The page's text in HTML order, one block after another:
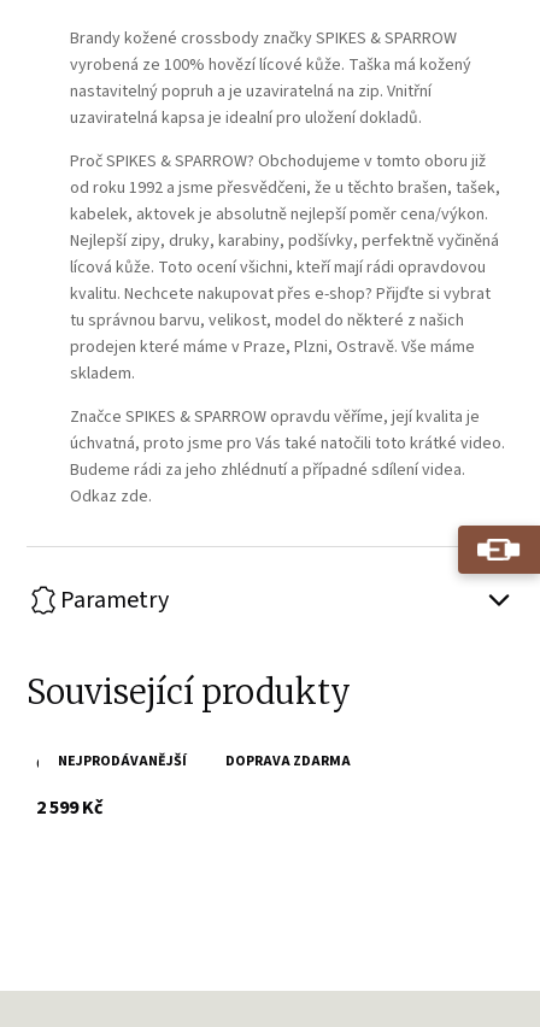
Brandy kožené crossbody značky SPIKES & SPARROW
vyrobená ze 100% hovězí lícové kůže. Taška má kožený
nastavitelný popruh a je uzaviratelná na zip. Vnitřní
uzaviratelná kapsa je idealní pro uložení dokladů.
Proč SPIKES & SPARROW? Obchodujeme v tomto oboru již
od roku 1992 a jsme přesvědčeni, že u těchto brašen, tašek,
kabelek, aktovek je absolutně nejlepší poměr cena/výkon.
Nejlepší zipy, druky, karabiny, podšívky, perfektně vyčiněná
lícová kůže. Toto ocení všichni, kteří mají rádi opravdovou
kvalitu. Nechcete nakupovat přes e-shop? Přijďte si vybrat
tu správnou barvu, velikost, model do některé z našich
prodejen které máme v Praze, Plzni, Ostravě. Vše máme
skladem.
Značce SPIKES & SPARROW opravdu věříme, její kvalita je
úchvatná, proto jsme pro Vás také natočili toto krátké video.
Budeme rádi za jeho zhlédnutí a případné sdílení videa.
Odkaz zde.
Parametry
Související produkty
NEJPRODÁVANĚJŠÍ DOPRAVA ZDARMA
Černé kožené crossbody SPIKES & SPARROW
2 599 Kčs DPH